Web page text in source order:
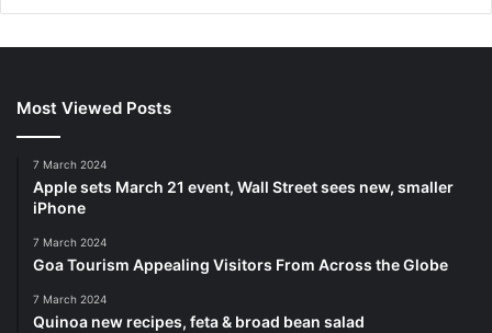
Most Viewed Posts
7 March 2024
Apple sets March 21 event, Wall Street sees new, smaller
iPhone
7 March 2024
Goa Tourism Appealing Visitors From Across the Globe
7 March 2024
Quinoa new recipes, feta & broad bean salad